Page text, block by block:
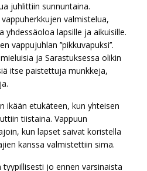
juhlittiin sunnuntaina.
valmistelua,
yhdessäoloa lapsille ja aikuisille.
’’pikkuvapuksi’’.
ja Sarastuksessa olikin
itse paistettuja munkkeja,
ikään etukäteen, kun yhteisen
tiistaina. Vappuun
kun lapset saivat koristella
kanssa valmistettiin sima.
jo ennen varsinaista